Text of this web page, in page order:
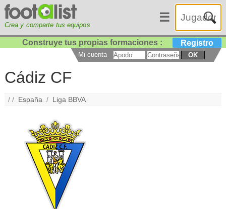
Crea y comparte tus equipos
☰
Construye tus propias formaciones : Registro
Mi cuenta OK
Cádiz CF
/ / España / Liga BBVA